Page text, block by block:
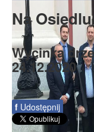
Rada Seniorów
Na Osiedlu
Wycinka
24.12.2020
f Udostępnij